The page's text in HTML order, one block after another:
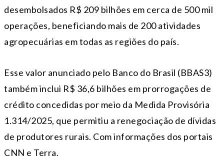
desembolsados R$ 209 bilhões em cerca de 500 mil
operações, beneficiando mais de 200 atividades
agropecuárias em todas as regiões do país.
Esse valor anunciado pelo Banco do Brasil (BBAS3)
também inclui R$ 36,6 bilhões em prorrogações de
crédito concedidas por meio da Medida Provisória
1.314/2025, que permitiu a renegociação de dívidas
de produtores rurais. Com informações dos portais
CNN e Terra.